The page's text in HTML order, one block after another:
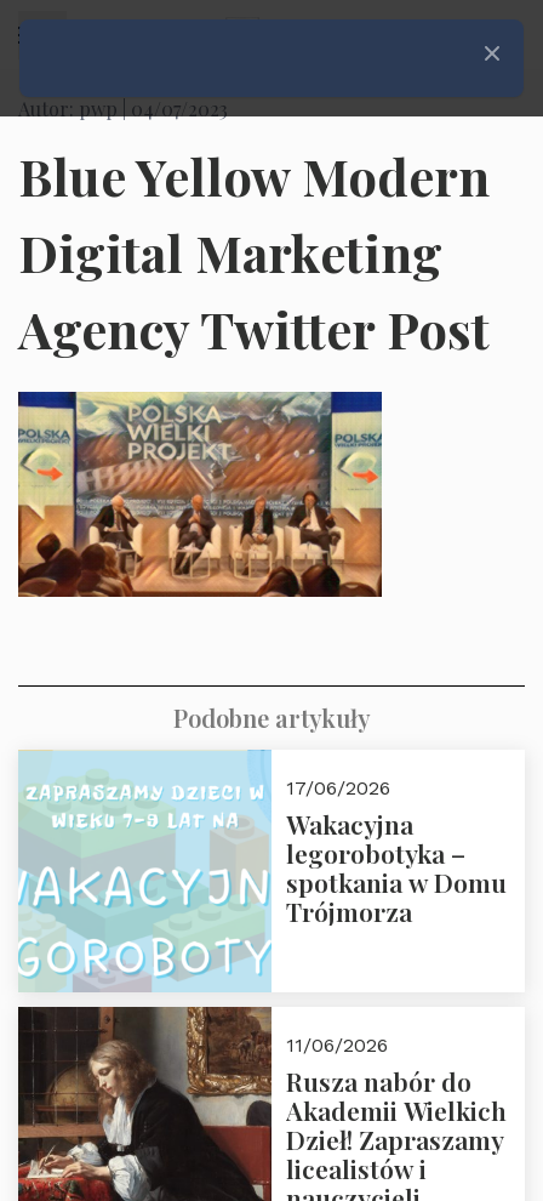
Autor: pwp | 04/07/2023
Blue Yellow Modern
Digital Marketing
Agency Twitter Post
Podobne artykuły
17/06/2026
Wakacyjna
legorobotyka –
spotkania w Domu
Trójmorza
11/06/2026
Rusza nabór do
Akademii Wielkich
Dzieł! Zapraszamy
licealistów i
Zamknij